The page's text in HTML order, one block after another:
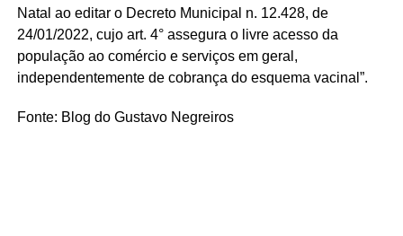
Natal ao editar o Decreto Municipal n. 12.428, de
24/01/2022, cujo art. 4° assegura o livre acesso da
população ao comércio e serviços em geral,
independentemente de cobrança do esquema vacinal”.
Fonte: Blog do Gustavo Negreiros